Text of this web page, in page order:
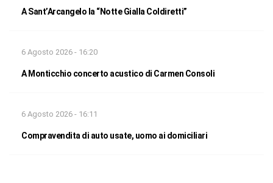
A Sant’Arcangelo la “Notte Gialla Coldiretti”
6 Agosto 2026 - 16:20
A Monticchio concerto acustico di Carmen Consoli
6 Agosto 2026 - 16:11
Compravendita di auto usate, uomo ai domiciliari